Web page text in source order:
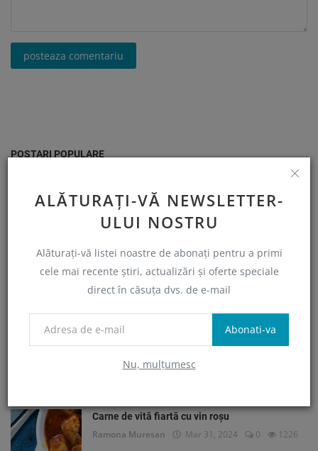
ALĂTURAȚI-VĂ NEWSLETTER-
ULUI NOSTRU
Alăturați-vă listei noastre de abonați pentru a primi
cele mai recente știri, actualizări și oferte speciale
direct în căsuța dvs. de e-mail
Abonati-va
Nu, mulțumesc
posteaza comentariu
POSTARI POPULARE
Regasiti placerea mancatului!
Ramona Muresan
Poțiunea vrăjitoarei
Ramona Muresan Mar 31, 2024
Ramona Muresan feb 27, 2024
Carne de vită fiartă cu vin roșu
Ramona Muresan Mar 31, 2024 0 1226